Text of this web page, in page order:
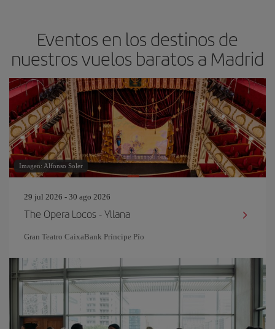
Eventos en los destinos de
nuestros vuelos baratos a Madrid
Imagen: Alfonso Soler
29 jul 2026 - 30 ago 2026
The Opera Locos - Yllana
Gran Teatro CaixaBank Príncipe Pío